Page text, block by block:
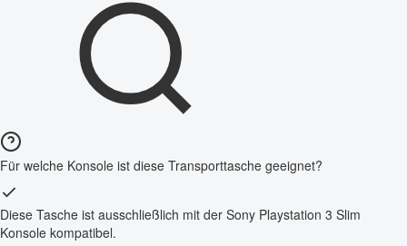
Für welche Konsole ist diese Transporttasche geeignet?
Diese Tasche ist ausschließlich mit der Sony Playstation 3 Slim
Konsole kompatibel.